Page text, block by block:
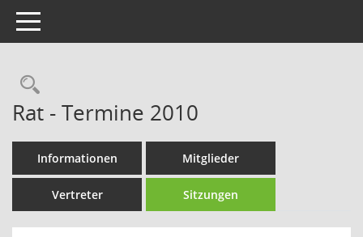
Toggle navigation
Rechercheauswahl
Rat - Termine 2010
Informationen Mitglieder
Vertreter Sitzungen